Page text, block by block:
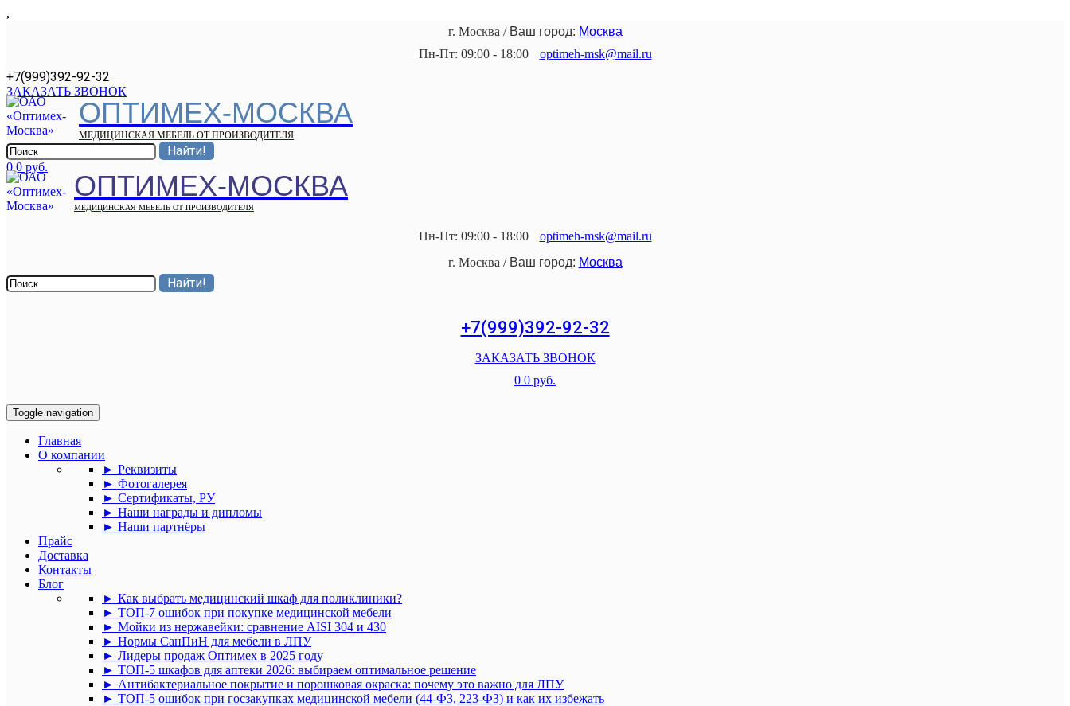
,
г. Москва / Ваш город: Москва
Пн-Пт: 09:00 - 18:00
optimeh-msk@mail.ru
+7(999)392-92-32
ЗАКАЗАТЬ ЗВОНОК
ОПТИМЕХ-МОСКВА
МЕДИЦИНСКАЯ МЕБЕЛЬ ОТ ПРОИЗВОДИТЕЛЯ
0 0 руб.
ОПТИМЕХ-МОСКВА
МЕДИЦИНСКАЯ МЕБЕЛЬ ОТ ПРОИЗВОДИТЕЛЯ
Пн-Пт: 09:00 - 18:00
optimeh-msk@mail.ru
г. Москва / Ваш город: Москва
+7(999)392-92-32
ЗАКАЗАТЬ ЗВОНОК
0 0 руб.
Toggle navigation
Главная
О компании
► Реквизиты
► Фотогалерея
► Сертификаты, РУ
► Наши награды и дипломы
► Наши партнёры
Прайс
Доставка
Контакты
Блог
► Как выбрать медицинский шкаф для поликлиники?
► ТОП-7 ошибок при покупке медицинской мебели
► Мойки из нержавейки: сравнение AISI 304 и 430
► Нормы СанПиН для мебели в ЛПУ
► Лидеры продаж Оптимех в 2025 году
► ТОП‑5 шкафов для аптеки 2026: выбираем оптимальное решение
► Антибактериальное покрытие и порошковая окраска: почему это важно для ЛПУ
► ТОП-5 ошибок при госзакупках медицинской мебели (44-ФЗ, 223-ФЗ) и как их избежать